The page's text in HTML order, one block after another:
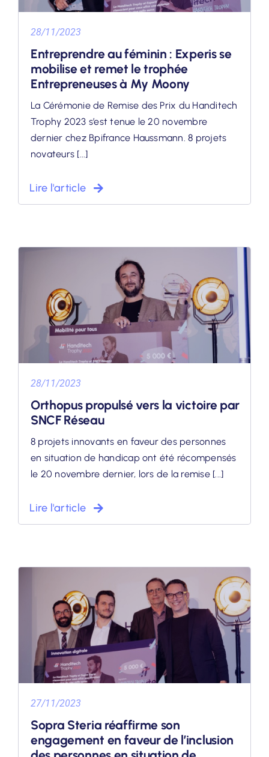
28/11/2023
Entreprendre au féminin : Experis se
mobilise et remet le trophée
Entrepreneuses à My Moony
La Cérémonie de Remise des Prix du Handitech
Trophy 2023 s’est tenue le 20 novembre
dernier chez Bpifrance Haussmann. 8 projets
novateurs [...]
Lire l'article
28/11/2023
Orthopus propulsé vers la victoire par
SNCF Réseau
8 projets innovants en faveur des personnes
en situation de handicap ont été récompensés
le 20 novembre dernier, lors de la remise [...]
Lire l'article
27/11/2023
Sopra Steria réaffirme son
engagement en faveur de l’inclusion